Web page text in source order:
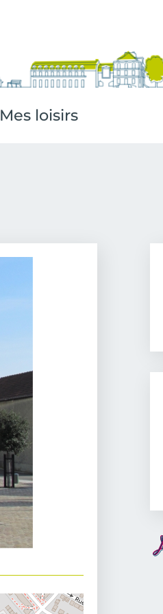
Mes loisirs